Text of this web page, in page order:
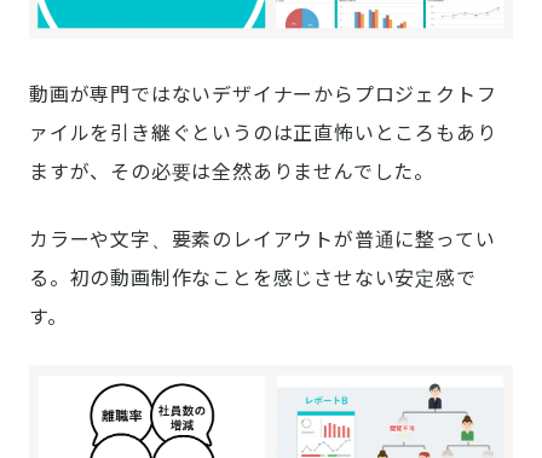
動画が専門ではないデザイナーからプロジェクトフ
ァイルを引き継ぐというのは正直怖いところもあり
ますが、その必要は全然ありませんでした。
カラーや文字、要素のレイアウトが普通に整ってい
る。初の動画制作なことを感じさせない安定感で
す。